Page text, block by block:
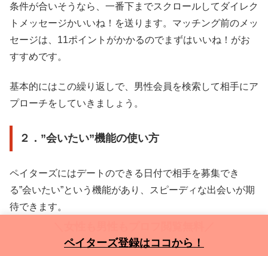
条件が合いそうなら、一番下までスクロールしてダイレク
トメッセージかいいね！を送ります。マッチング前のメッ
セージは、11ポイントがかかるのでまずはいいね！がお
すすめです。
基本的にはこの繰り返しで、男性会員を検索して相手にア
プローチをしていきましょう。
２．”会いたい”機能の使い方
ペイターズにはデートのできる日付で相手を募集でき
る”会いたい”という機能があり、スピーディな出会いが期
待できます。
ペイターズ登録はココから！